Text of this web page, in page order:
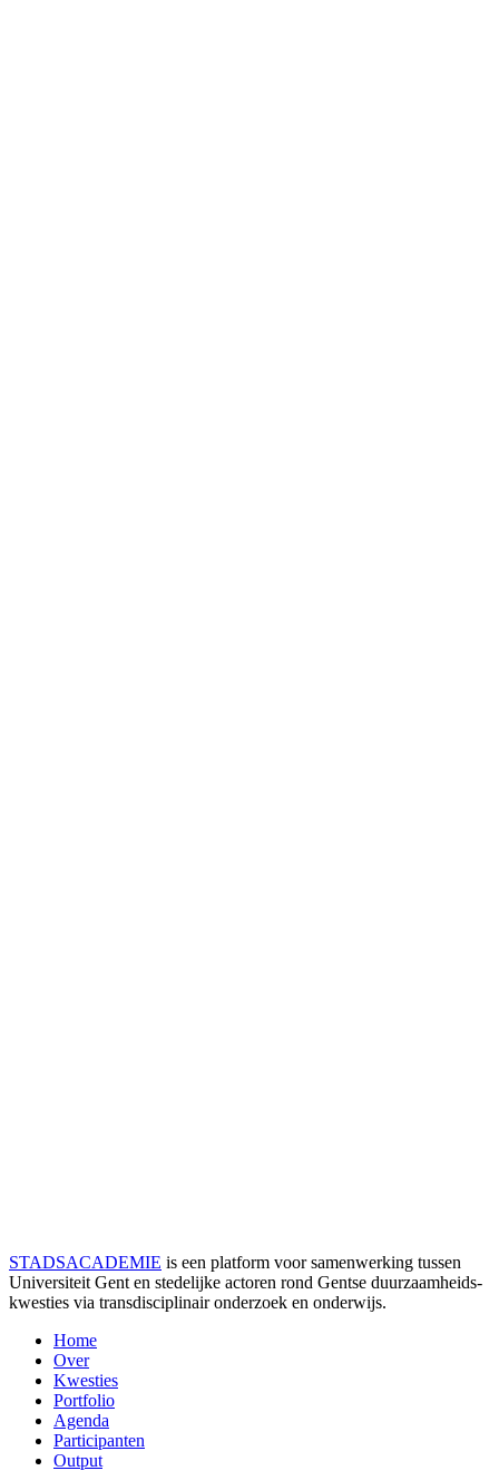
STADSACADEMIE is een platform voor samenwerking tussen
Universiteit Gent en stedelijke actoren rond Gentse duurzaamheids­
kwesties via transdisciplinair onderzoek en onderwijs.
Home
Over
Kwesties
Portfolio
Agenda
Participanten
Output